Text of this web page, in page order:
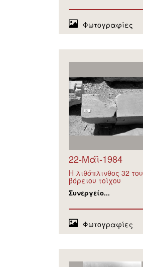
Φωτογραφίες
22-Μάϊ-1984
Η λιθόπλινθος 32 του
βόρειου τοίχου
Συνεργείο...
Φωτογραφίες